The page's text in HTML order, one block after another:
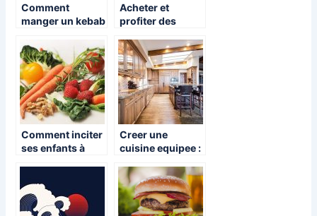
Comment
manger un kebab
Acheter et
profiter des
gelée royale pour
une peau jeune
Comment inciter
ses enfants à
Creer une
cuisine equipee :
astuces